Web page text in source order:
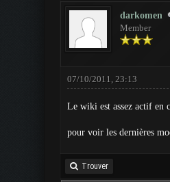
darkomen
Member
07/10/2011, 23:13
Le wiki est assez actif en
pour voir les dernières
Trouver